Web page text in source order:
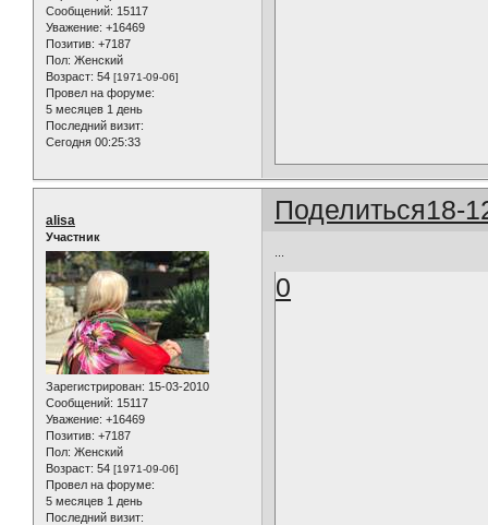
Сообщений: 15117
Уважение: +16469
Позитив: +7187
Пол: Женский
Возраст: 54 [1971-09-06]
Провел на форуме:
5 месяцев 1 день
Последний визит:
Сегодня 00:25:33
Поделиться18-
alisa
Участник
Зарегистрирован: 15-03-2010
Сообщений: 15117
Уважение: +16469
Позитив: +7187
Пол: Женский
Возраст: 54 [1971-09-06]
Провел на форуме:
5 месяцев 1 день
Последний визит:
0